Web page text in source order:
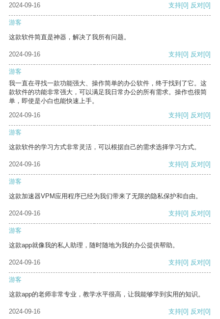
2024-09-16 支持[0] 反对[0]
游客
这款软件简直是神器，解决了我所有问题。
2024-09-16 支持[0] 反对[0]
游客
我一直在寻找一款功能强大、操作简单的办公软件，终于找到了它。这
款软件的功能非常强大，可以满足我日常办公的所有需求。操作也很简
单，即使是小白也能快速上手。
2024-09-16
支持[0] 反对[0]
游客
这款软件的学习方式非常灵活，可以根据自己的需求选择学习方式。
2024-09-16 支持[0] 反对[0]
游客
这款加速器VPM应用程序已经为我们带来了无限的隐私保护和自由。
2024-09-16 支持[0] 反对[0]
游客
这款app就像我的私人助理，随时随地为我的办公提供帮助。
2024-09-16 支持[0] 反对[0]
游客
这款app的老师非常专业，教学水平很高，让我能够学到实用的知识。
2024-09-16 支持[0] 反对[0]